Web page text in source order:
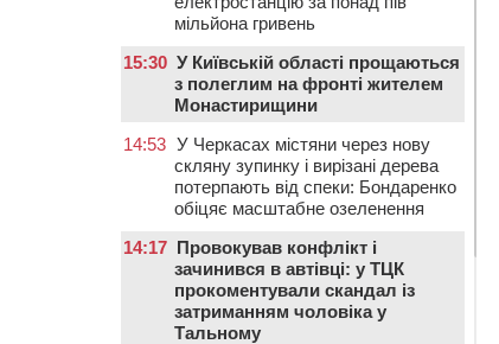
мільйона гривень
15:30 У Київській області прощаються
з полеглим на фронті жителем
Монастирищини
14:53 У Черкасах містяни через нову
скляну зупинку і вирізані дерева
потерпають від спеки: Бондаренко
обіцяє масштабне озеленення
14:17 Провокував конфлікт і
зачинився в автівці: у ТЦК
прокоментували скандал із
затриманням чоловіка у
Тальному